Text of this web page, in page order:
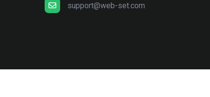
support@web-set.com